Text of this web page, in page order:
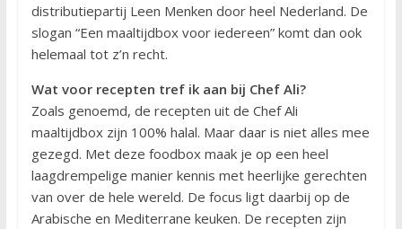
distributiepartij Leen Menken door heel Nederland. De
slogan “Een maaltijdbox voor iedereen” komt dan ook
helemaal tot z’n recht.
Wat voor recepten tref ik aan bij Chef Ali?
Zoals genoemd, de recepten uit de Chef Ali
maaltijdbox zijn 100% halal. Maar daar is niet alles mee
gezegd. Met deze foodbox maak je op een heel
laagdrempelige manier kennis met heerlijke gerechten
van over de hele wereld. De focus ligt daarbij op de
Arabische en Mediterrane keuken. De recepten zijn